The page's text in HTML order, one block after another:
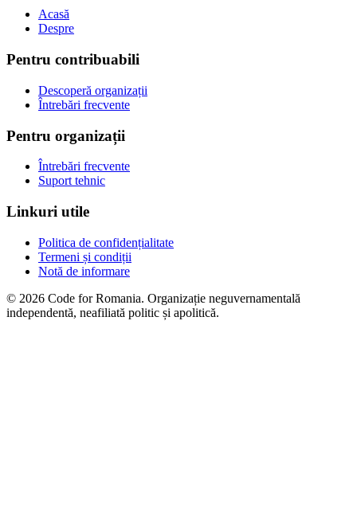
Acasă
Despre
Pentru contribuabili
Descoperă organizații
Întrebări frecvente
Pentru organizații
Întrebări frecvente
Suport tehnic
Linkuri utile
Politica de confidențialitate
Termeni și condiții
Notă de informare
© 2026 Code for Romania. Organizație neguvernamentală
independentă, neafiliată politic și apolitică.